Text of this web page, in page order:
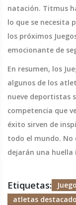
natación. Titmus
lo que se necesita
los próximos
emocionante de
En resumen, los
algunos de los
nueve deportistas
competencia que
éxito sirven de
todo el mundo. No
dejarán una
Etiquetas:
atletas